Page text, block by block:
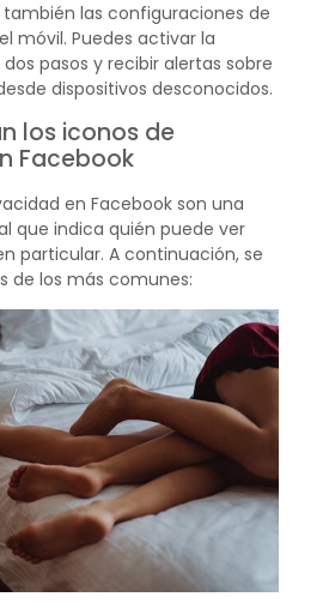
también las configuraciones de
móvil. Puedes activar la
pasos y recibir alertas sobre
dispositivos desconocidos.
los iconos de
Facebook
en Facebook son una
que indica quién puede ver
particular. A continuación, se
de los más comunes: